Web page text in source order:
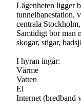
Lägenheten ligger
tunnelbanestation,
centrala
Samtidigt bor man
skogar, stigar,
I hyran ingår:
Värme
Vatten
El
Internet (bredband